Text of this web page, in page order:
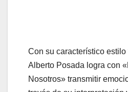
Con su característico
Alberto Posada logra con
Nosotros» transmitir